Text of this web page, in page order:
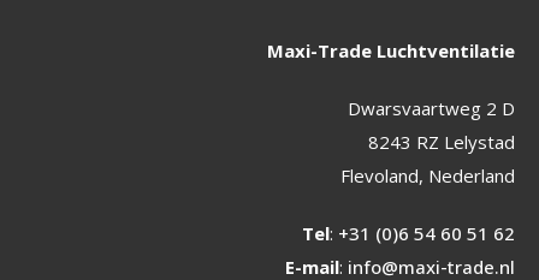
Maxi-Trade Luchtventilatie
Dwarsvaartweg 2 D
8243 RZ Lelystad
Flevoland, Nederland
Tel: +31 (0)6 54 60 51 62
E-mail: info@maxi-trade.nl